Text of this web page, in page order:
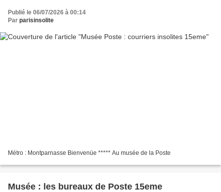
Publié le 06/07/2026 à 00:14
Par parisinsolite
Métro : Montparnasse Bienvenüe ***** Au musée de la Poste
Musée : les bureaux de Poste 15eme